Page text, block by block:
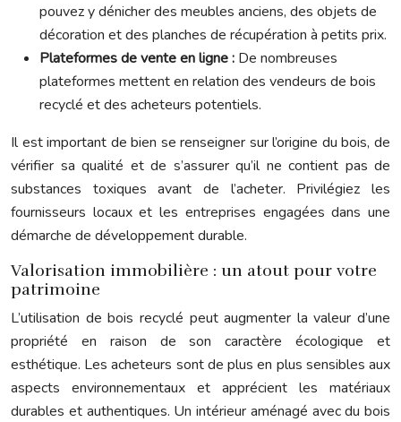
pouvez y dénicher des meubles anciens, des objets de
décoration et des planches de récupération à petits prix.
Plateformes de vente en ligne : De nombreuses
plateformes mettent en relation des vendeurs de bois
recyclé et des acheteurs potentiels.
Il est important de bien se renseigner sur l’origine du bois, de
vérifier sa qualité et de s’assurer qu’il ne contient pas de
substances toxiques avant de l’acheter. Privilégiez les
fournisseurs locaux et les entreprises engagées dans une
démarche de développement durable.
Valorisation immobilière : un atout pour votre
patrimoine
L’utilisation de bois recyclé peut augmenter la valeur d’une
propriété en raison de son caractère écologique et
esthétique. Les acheteurs sont de plus en plus sensibles aux
aspects environnementaux et apprécient les matériaux
durables et authentiques. Un intérieur aménagé avec du bois